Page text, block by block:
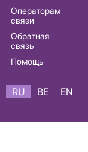
Операторам
связи
Обратная
связь
Помощь
RU BE EN